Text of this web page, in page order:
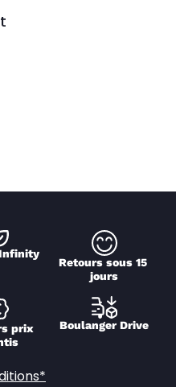
Retours sous 15
jours
prix
Boulanger Drive